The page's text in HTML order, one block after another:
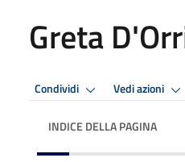
Greta
Condividi Vedi azioni
INDICE DELLA PAGINA